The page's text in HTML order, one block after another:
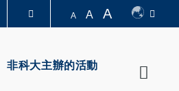
A A A
非科大主辦的活動